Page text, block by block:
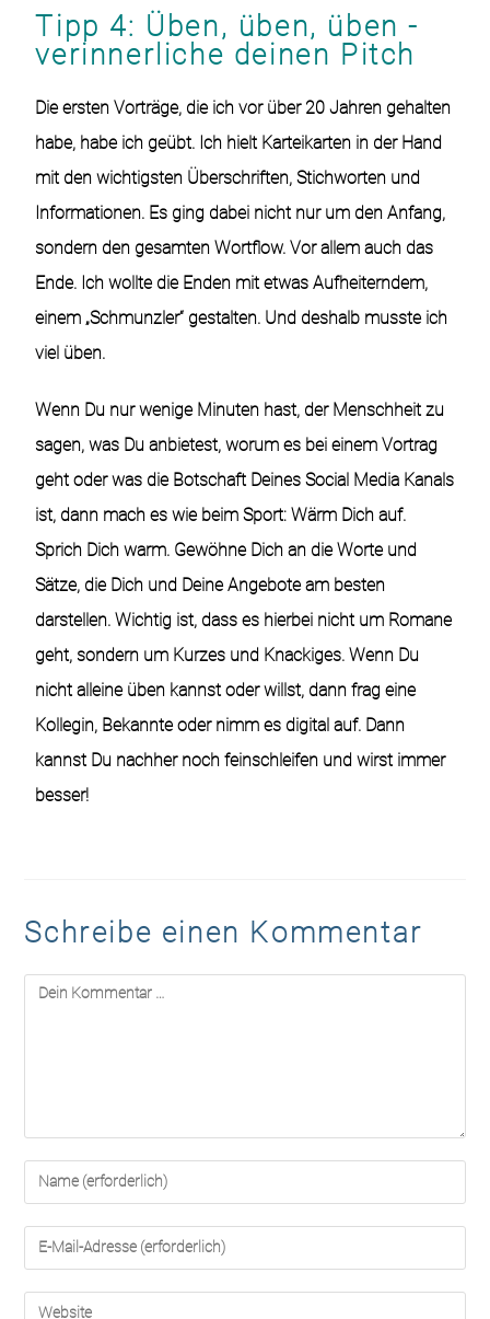
Tipp 4: Üben, üben, üben -
verinnerliche deinen Pitch
Die ersten Vorträge, die ich vor über 20 Jahren gehalten
habe, habe ich geübt. Ich hielt Karteikarten in der Hand
mit den wichtigsten Überschriften, Stichworten und
Informationen. Es ging dabei nicht nur um den Anfang,
sondern den gesamten Wortflow. Vor allem auch das
Ende. Ich wollte die Enden mit etwas Aufheiterndem,
einem „Schmunzler“ gestalten. Und deshalb musste ich
viel üben.
Wenn Du nur wenige Minuten hast, der Menschheit zu
sagen, was Du anbietest, worum es bei einem Vortrag
geht oder was die Botschaft Deines Social Media Kanals
ist, dann mach es wie beim Sport: Wärm Dich auf.
Sprich Dich warm. Gewöhne Dich an die Worte und
Sätze, die Dich und Deine Angebote am besten
darstellen. Wichtig ist, dass es hierbei nicht um Romane
geht, sondern um Kurzes und Knackiges. Wenn Du
nicht alleine üben kannst oder willst, dann frag eine
Kollegin, Bekannte oder nimm es digital auf. Dann
kannst Du nachher noch feinschleifen und wirst immer
besser!
Schreibe einen Kommentar